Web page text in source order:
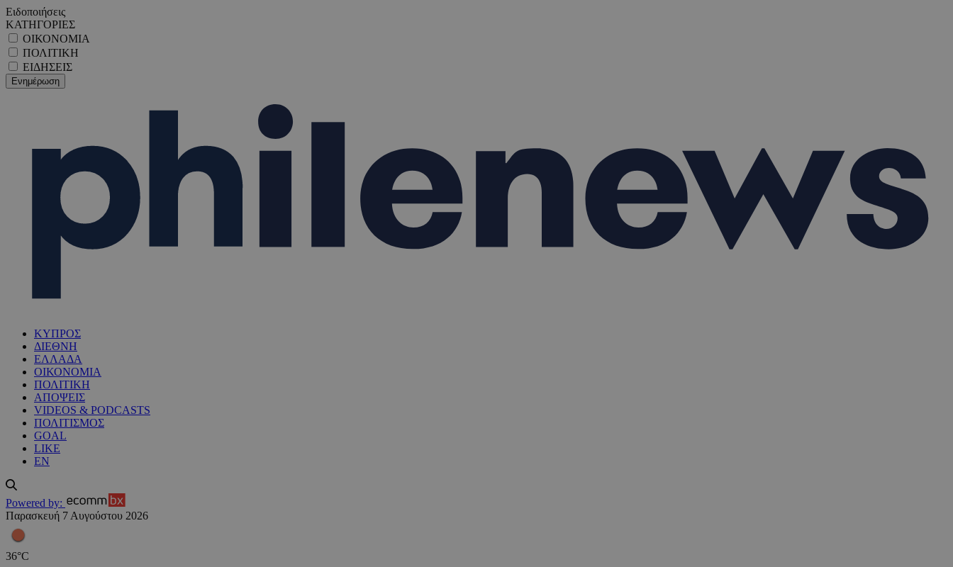
Ειδοποιήσεις
ΚΑΤΗΓΟΡΙΕΣ
ΟΙΚΟΝΟΜΙΑ
ΠΟΛΙΤΙΚΗ
ΕΙΔΗΣΕΙΣ
ΚΥΠΡΟΣ
ΔΙΕΘΝΗ
ΕΛΛΑΔΑ
ΟΙΚΟΝΟΜΙΑ
ΠΟΛΙΤΙΚΗ
ΑΠΟΨΕΙΣ
VIDEOS & PODCASTS
ΠΟΛΙΤΙΣΜΟΣ
GOAL
LIKE
EN
Powered by:
Παρασκευή 7 Αυγούστου 2026
36°C